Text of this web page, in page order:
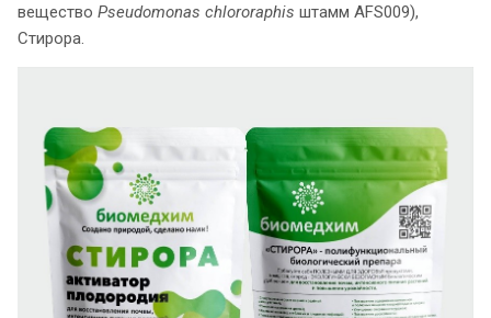
вещество Pseudomonas chlororaphis штамм AFS009),
Стирора.